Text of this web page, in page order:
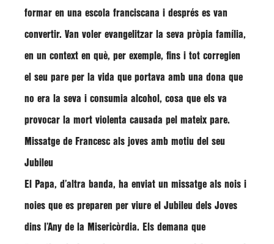
formar en una escola franciscana i després es van
convertir. Van voler evangelitzar la seva pròpia família,
en un context en què, per exemple, fins i tot corregien
el seu pare per la vida que portava amb una dona que
no era la seva i consumia alcohol, cosa que els va
provocar la mort violenta causada pel mateix pare.
Missatge de Francesc als joves amb motiu del seu
Jubileu
El Papa, d’altra banda, ha enviat un missatge als nois i
noies que es preparen per viure el Jubileu dels Joves
dins l’Any de la Misericòrdia. Els demana que